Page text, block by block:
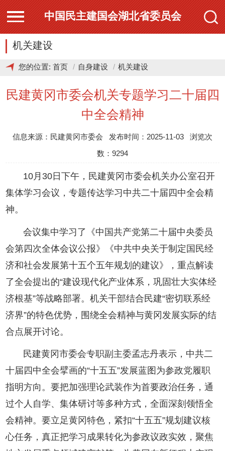
中国民主建国会湖北省委员会
机关建设
您的位置: 首页 自身建设 机关建设
民建黄冈市委会机关专题学习二十届四
中全会精神
信息来源：民建黄冈市委会 发布时间：2025-11-03 浏览次
数：9294
10月30日下午，民建黄冈市委会机关办公室召开
集体学习会议，专题传达学习中共二十届四中全会精
神。
会议集中学习了《中国共产党第二十届中央委员
会第四次全体会议公报》《中共中央关于制定国民经
济和社会发展第十五个五年规划的建议》，重点解读
了全会提出的“建设现代化产业体系，巩固壮大实体经
济根基”等战略部署。机关干部结合民建“密切联系经
济界”的特色优势，围绕全会精神与黄冈发展实际的结
合点展开讨论。
民建黄冈市委会专职副主委孟志丹表示，中共二
十届四中全会擘画的“十五五”发展蓝图为参政党履职
指明方向。要把加强理论武装作为首要政治任务，通
过个人自学、集体研讨等多种方式，全面深刻领悟全
会精神。要立足黄冈特色，紧扣“十五五”规划建议核
心任务，真正把学习成果转化为参政议政实效，聚焦